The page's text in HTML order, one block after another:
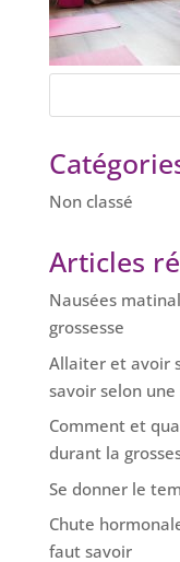
Non classé
Articles
Nausées
grossesse
Allaiter et avoir
savoir selon
Comment et
durant la
Se donner le
Chute
faut savoir